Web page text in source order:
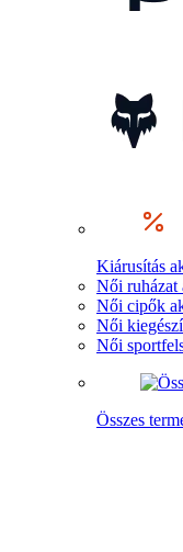
Kiárusítás
Női ruházat
Női cipők
Női
Női
Összes